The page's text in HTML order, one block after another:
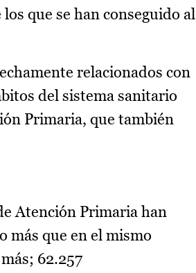
que se han conseguido al
relacionados con
del sistema sanitario
Primaria, que también
Atención Primaria han
más que en el mismo
62.257